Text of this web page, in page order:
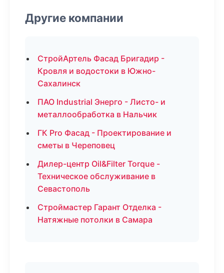
Другие компании
СтройАртель Фасад Бригадир -
Кровля и водостоки в Южно-
Сахалинск
ПАО Industrial Энерго - Листо- и
металлообработка в Нальчик
ГК Pro Фасад - Проектирование и
сметы в Череповец
Дилер-центр Oil&Filter Torque -
Техническое обслуживание в
Севастополь
Строймастер Гарант Отделка -
Натяжные потолки в Самара